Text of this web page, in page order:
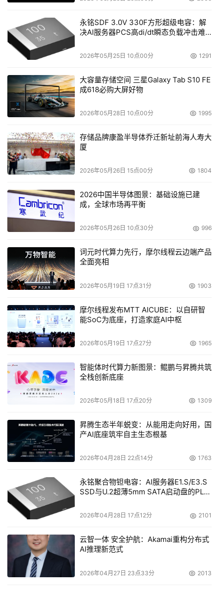
永铭SDF 3.0V 330F方形超级电容：解
决AI服务器PCS高di/dt瞬态负载冲击难
2026年05月25日 10点00分 1291
大容量存储空间 三星Galaxy Tab S10 FE
成618必购大屏好物
2026年05月28日 10点00分 1995
存储品牌康盈半导体乔迁新址前海人寿大
厦
2026年05月26日 15点00分 1804
2026中国半导体图景：基础设施已建
成，全球市场再平衡
2026年05月26日 10点30分 996
词元时代算力先行，摩尔线程云边端产品
全面亮相
2026年05月19日 17点31分 1903
摩尔线程发布MTT AICUBE：以自研智
能SoC为底座，打造家庭AI中枢
2026年05月19日 17点27分 1965
智能体时代算力新图景：鲲鹏与昇腾共筑
全栈创新底座
2026年05月18日 17点20分 1309
昇腾生态半年蜕变：从能用走向好用，国
产AI底座筑牢自主生态根基
2026年04月28日 22点14分 1763
永铭聚合物钽电容：AI服务器E1.S/E3.S
SSD与U.2超薄5mm SATA启动盘的PLP
2026年04月28日 17点12分 2101
云智一体 安全护航：Akamai重构分布式
AI推理新范式
2026年04月27日 23点33分 2013